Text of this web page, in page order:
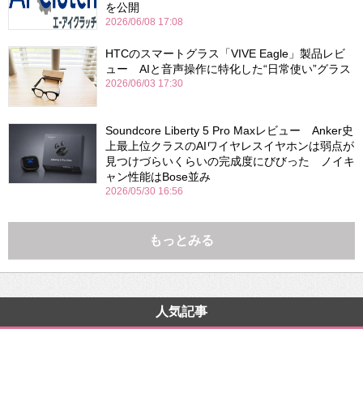
を公開
2026/06/08 17:08
HTCのスマートグラス「VIVE Eagle」製品レビ
ュー AIと音声操作に特化した“日常使い”グラス
2026/06/03 17:30
Soundcore Liberty 5 Pro Maxレビュー Anker史
上最上位クラスのAIワイヤレスイヤホンは弱点が
見つけづらいくらいの完成度にびびった ノイキ
ャン性能はBose並み
2026/05/30 16:56
もっとみる
人気記事